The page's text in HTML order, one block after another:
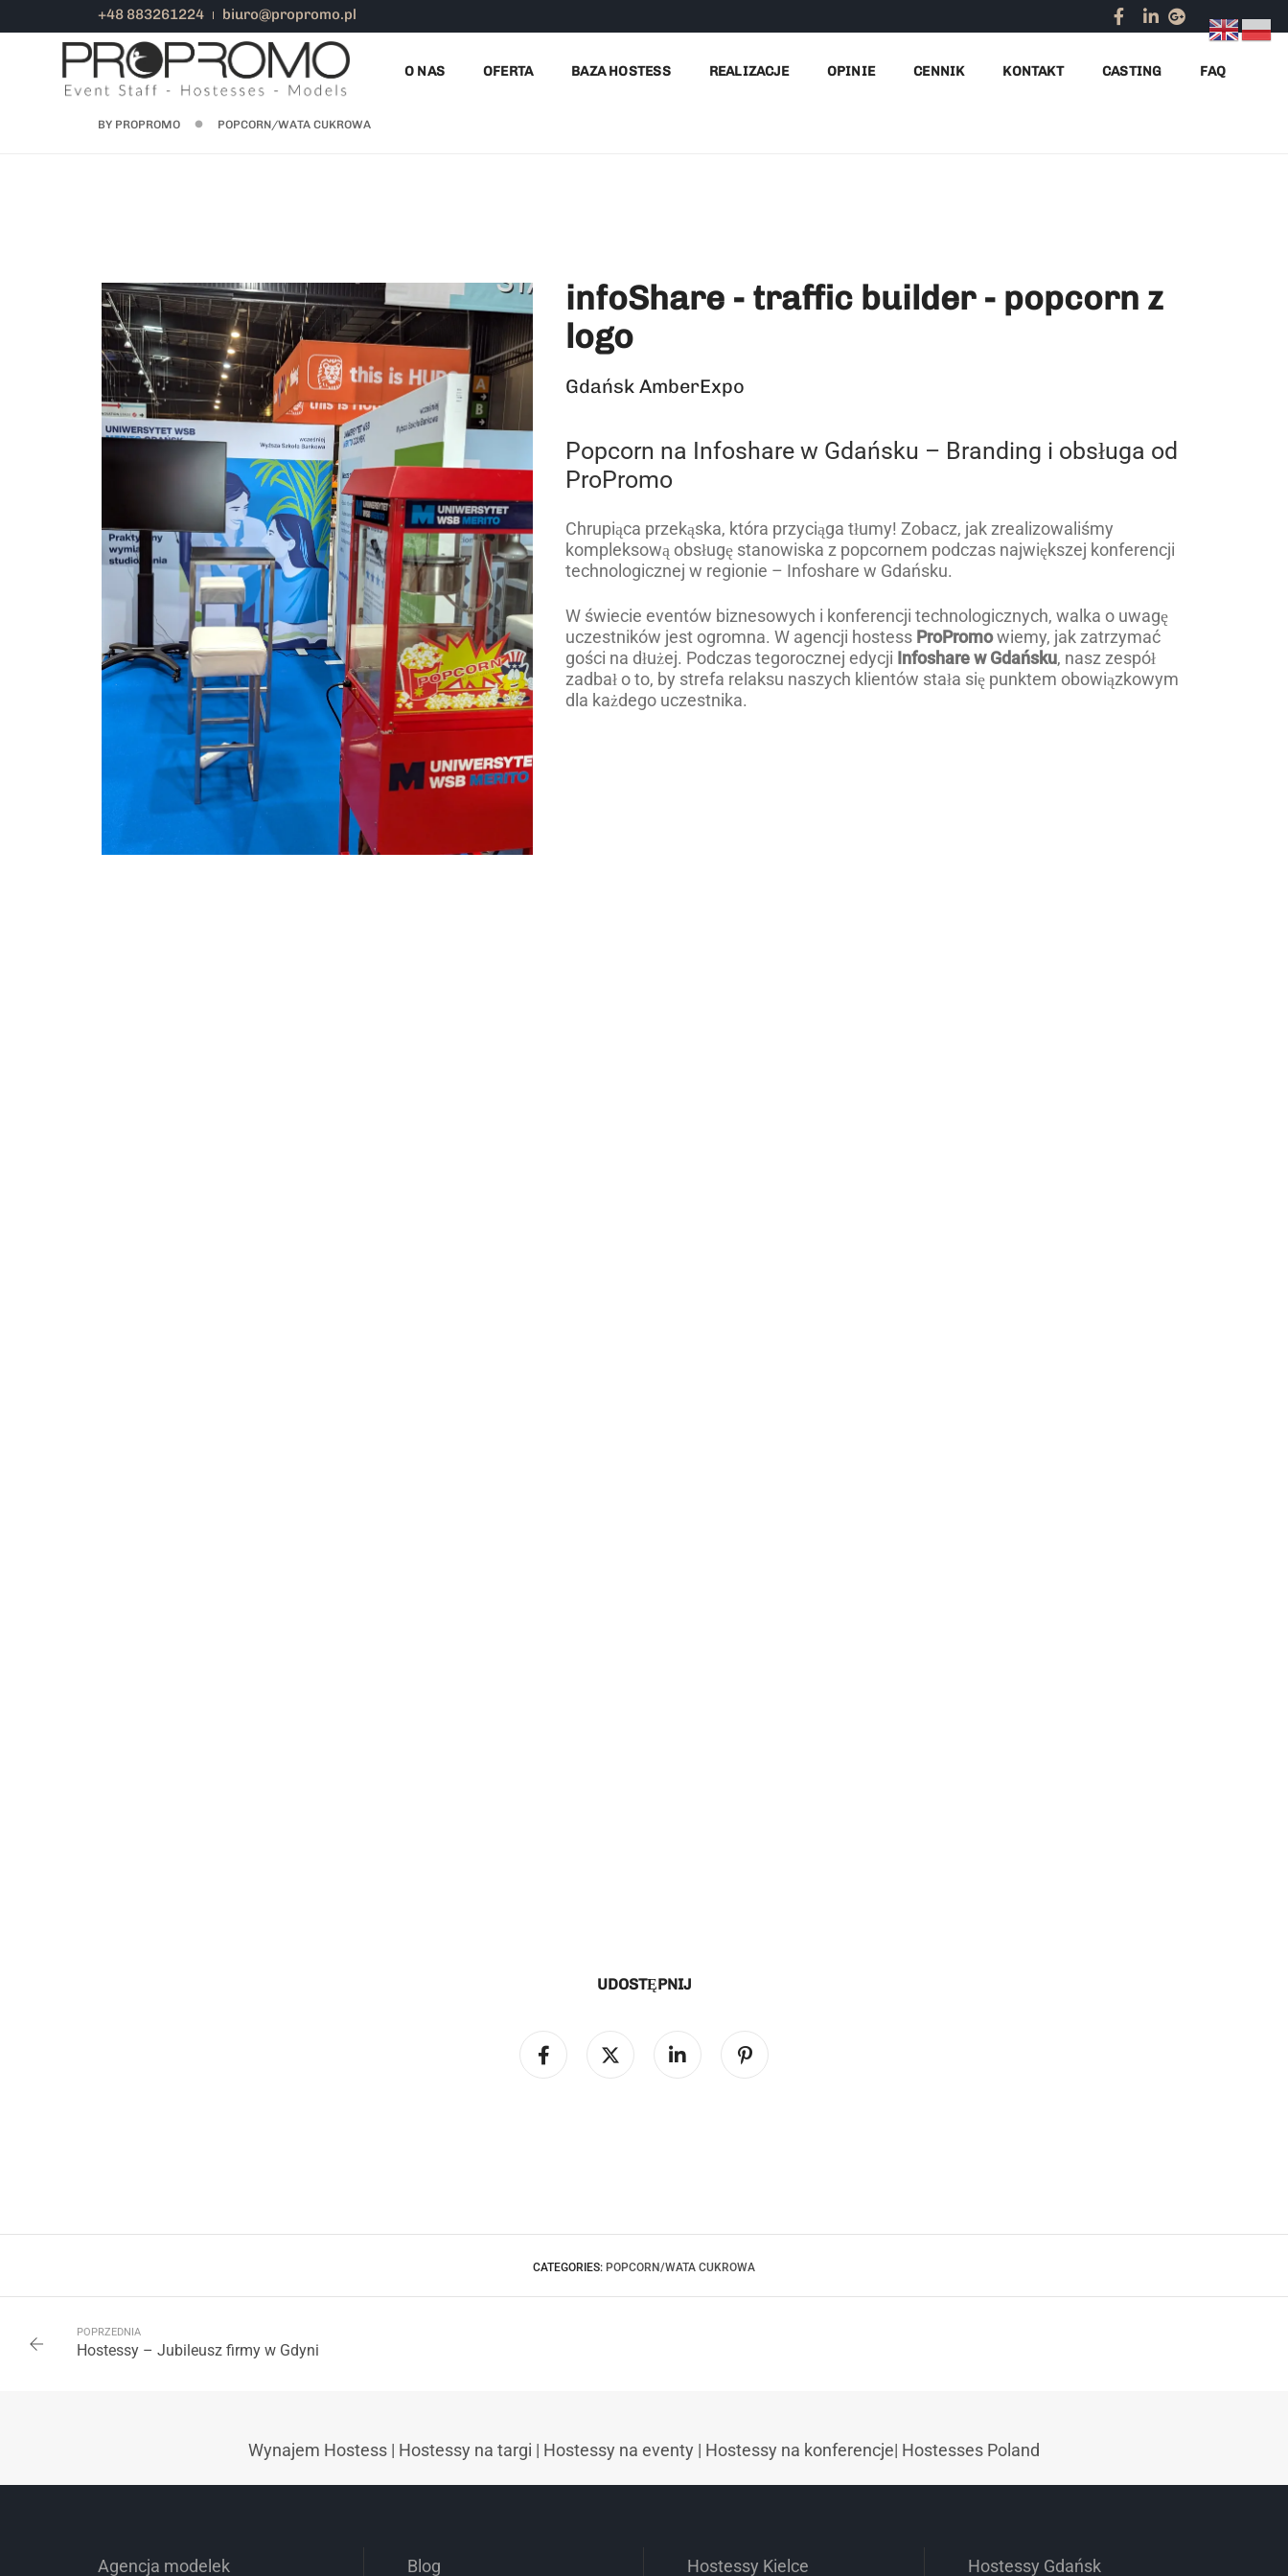
+48 883261224 biuro@propromo.pl
O NAS OFERTA BAZA HOSTESS REALIZACJE OPINIE CENNIK KONTAKT CASTING FAQ
BY PROPROMO POPCORN/WATA CUKROWA
infoShare - traffic builder - popcorn z
logo
Gdańsk AmberExpo
Popcorn na Infoshare w Gdańsku – Branding i obsługa od
ProPromo
Chrupiąca przekąska, która przyciąga tłumy! Zobacz, jak zrealizowaliśmy
kompleksową obsługę stanowiska z popcornem podczas największej konferencji
technologicznej w regionie – Infoshare w Gdańsku.
W świecie eventów biznesowych i konferencji technologicznych, walka o uwagę
uczestników jest ogromna. W agencji hostess ProPromowiemy, jak zatrzymać
gości na dłużej. Podczas tegorocznej edycji Infoshare w Gdańsku, nasz zespół
zadbał o to, by strefa relaksu naszych klientów stała się punktem obowiązkowym
dla każdego uczestnika.
UDOSTĘPNIJ
CATEGORIES: POPCORN/WATA CUKROWA
POPRZEDNIA
Hostessy – Jubileusz firmy w Gdyni
Wynajem Hostess | Hostessy na targi | Hostessy na eventy | Hostessy na konferencje| Hostesses Poland
Agencja modelek Blog Hostessy Kielce Hostessy Gdańsk